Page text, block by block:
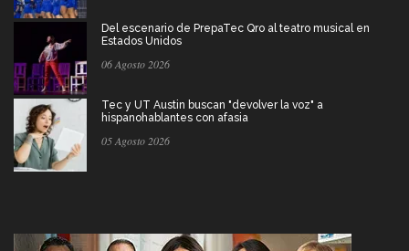
Del escenario de PrepaTec Qro al teatro musical en
Estados Unidos
06 Agosto 2026
Tec y UT Austin buscan "devolver la voz" a
hispanohablantes con afasia
05 Agosto 2026